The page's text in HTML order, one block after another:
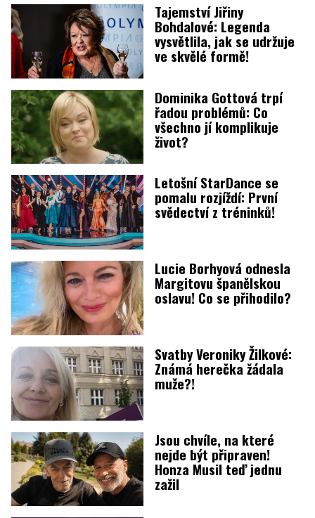
Tajemství Jiřiny
Bohdalové: Legenda
vysvětlila, jak se udržuje
ve skvělé formě!
Dominika Gottová trpí
řadou problémů: Co
všechno jí komplikuje
život?
Letošní StarDance se
pomalu rozjíždí: První
svědectví z tréninků!
Lucie Borhyová odnesla
Margitovu španělskou
oslavu! Co se přihodilo?
Svatby Veroniky Žilkové:
Známá herečka žádala
muže?!
Jsou chvíle, na které
nejde být připraven!
Honza Musil teď jednu
zažil